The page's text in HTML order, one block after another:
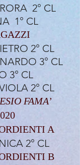
2° CL
1° CL
2° CL
3° CL
3° CL
2° CL
FAMA’
A
2° CL
B